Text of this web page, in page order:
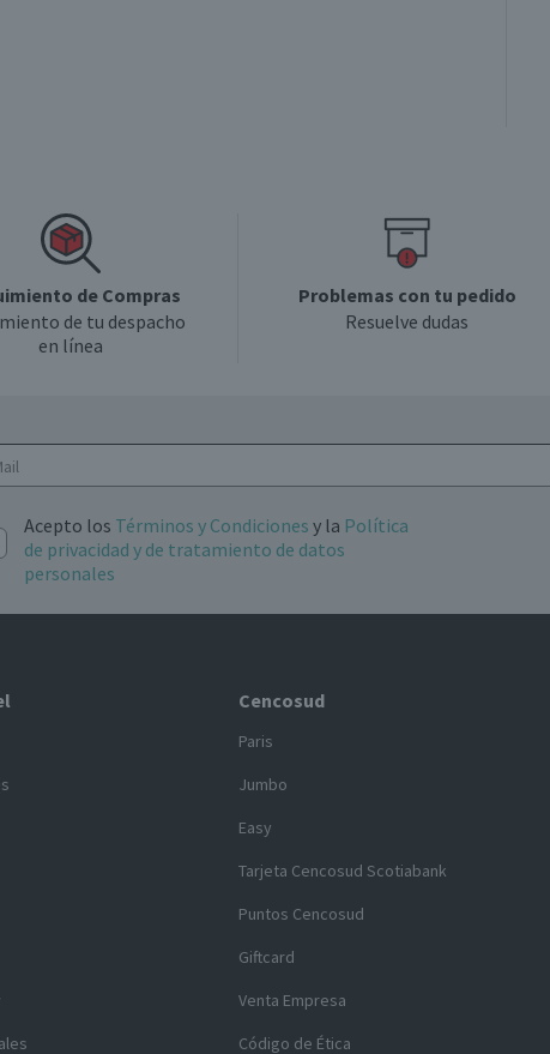
de Compras
de tu despacho
en línea
Problemas con tu pedido
Resuelve dudas
Acepto los Términos y Condiciones y la Política
de privacidad y de tratamiento de datos
personales
Cencosud
Paris
Jumbo
Easy
Tarjeta Cencosud Scotiabank
Puntos Cencosud
Giftcard
Venta Empresa
Código de Ética